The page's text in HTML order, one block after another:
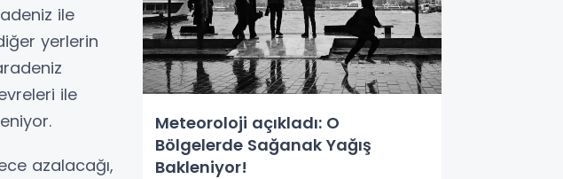
ile
yerlerin
ile
azalacağı,
Meteoroloji açıkladı: O
Bölgelerde Sağanak Yağış
Bakleniyor!